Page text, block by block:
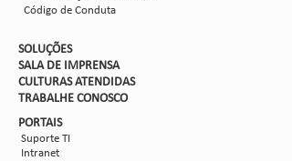
Código de Conduta
SOLUÇÕES
SALA DE IMPRENSA
CULTURAS ATENDIDAS
TRABALHE CONOSCO
PORTAIS
Suporte TI
Intranet